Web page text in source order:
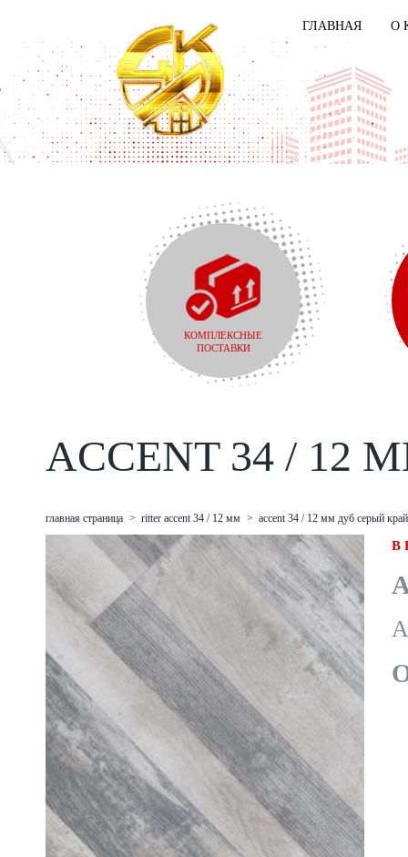
ГЛАВНАЯ О
КОМПЛЕКСНЫЕ
ПОСТАВКИ
ACCENT 34 /
главная страница > ritter accent 34 / 12 мм > accent 34 / 12 мм дуб серый
В